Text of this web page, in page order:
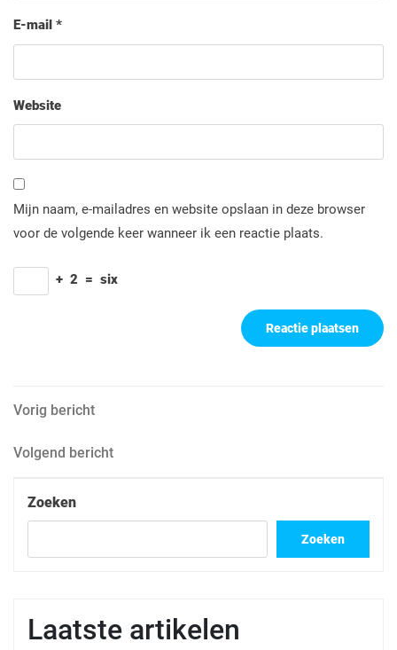
E-mail *
Website
Mijn naam, e-mailadres en website opslaan in deze browser
voor de volgende keer wanneer ik een reactie plaats.
+ 2 = six
Berichtnavigatie
Vorig
Vorig bericht
Volgend
Volgend bericht
Zoeken
Zoeken
Laatste artikelen